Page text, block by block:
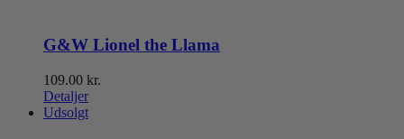
G&W Lionel the Llama
109.00 kr.
Detaljer
Udsolgt